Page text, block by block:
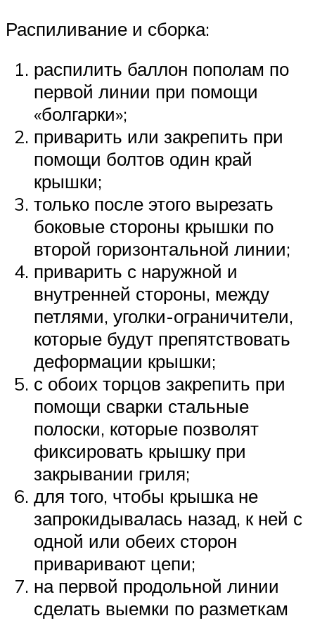
Распиливание и сборка:
распилить баллон пополам по
первой линии при помощи
«болгарки»;
приварить или закрепить при
помощи болтов один край
крышки;
только после этого вырезать
боковые стороны крышки по
второй горизонтальной линии;
приварить с наружной и
внутренней стороны, между
петлями, уголки-ограничители,
которые будут препятствовать
деформации крышки;
с обоих торцов закрепить при
помощи сварки стальные
полоски, которые позволят
фиксировать крышку при
закрывании гриля;
для того, чтобы крышка не
запрокидывалась назад, к ней с
одной или обеих сторон
приваривают цепи;
на первой продольной линии
сделать выемки по разметкам